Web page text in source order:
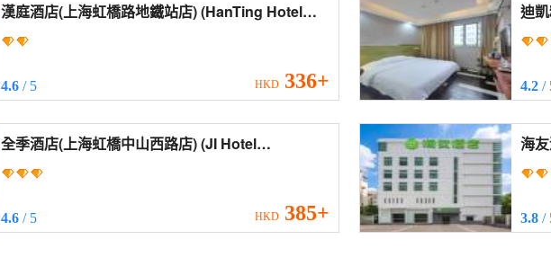
漢庭酒店(上海虹橋路地鐵站店) (HanTing Hotel
(Shanghai Hongqiao Road Subway Station))
4.6 / 5 HKD 336+
迪凱
4.2/
全季酒店(上海虹橋中山西路店) (JI Hotel
(Shanghai Hongqiao Zhongshan West Road))
4.6 / 5 HKD 385+
海友
3.8/